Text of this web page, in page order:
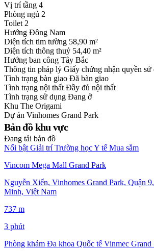
Vị trí tầng 4
Phòng ngủ 2
Toilet 2
Hướng Đông Nam
Diện tích tim tường 58,90 m²
Diện tích thông thuỷ 54,40 m²
Hướng ban công Tây Bắc
Thông tin pháp lý Giấy chứng nhận quyền sử
Tình trạng bàn giao Đã bàn giao
Tình trạng nội thất Đầy đủ nội thất
Tình trạng sử dụng Đang ở
Khu The Origami
Dự án Vinhomes Grand Park
Bản đồ khu vực
Đang tải bản đồ
Nổi bật Giải trí Trường họcY tế Mua sắm
Vincom Mega Mall Grand Park
Nguyễn Xiển, Vinhomes Grand Park, Quận
Minh, Việt Nam
737 m
3 phút
Phòng khám Đa khoa Quốc tế Vinmec Grand